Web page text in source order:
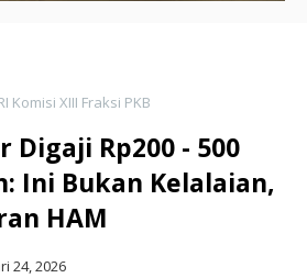
Komisi XIII Fraksi PKB
Digaji Rp200 - 500
Ini Bukan Kelalaian,
HAM
24, 2026